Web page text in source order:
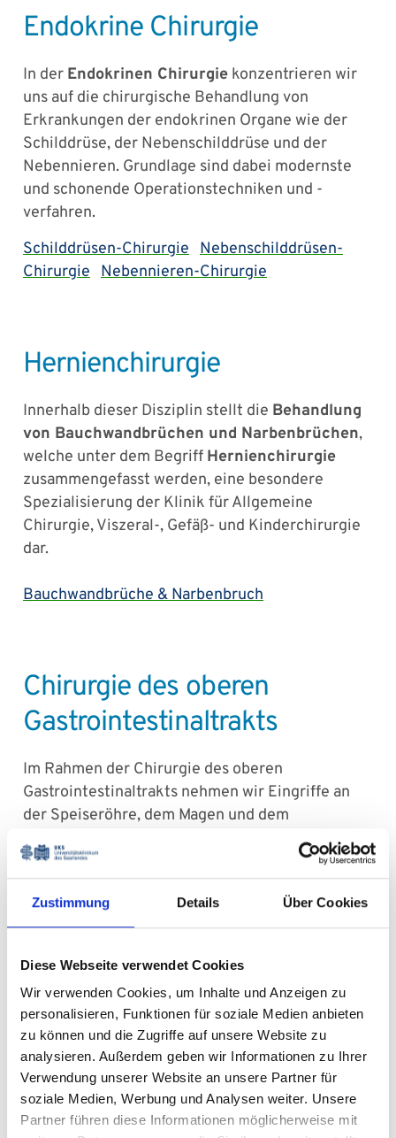
Zustimmung Details Über Cookies
Diese Webseite verwendet Cookies
Wir verwenden Cookies, um Inhalte und Anzeigen zu
personalisieren, Funktionen für soziale Medien anbieten
zu können und die Zugriffe auf unsere Website zu
analysieren. Außerdem geben wir Informationen zu Ihrer
Verwendung unserer Website an unsere Partner für
soziale Medien, Werbung und Analysen weiter. Unsere
Partner führen diese Informationen möglicherweise mit
Endokrine Chirurgie
In der Endokrinen Chirurgie konzentrieren wir
uns auf die chirurgische Behandlung von
Erkrankungen der endokrinen Organe wie der
Schilddrüse, der Nebenschilddrüse und der
Nebennieren. Grundlage sind dabei modernste
und schonende Operationstechniken und -
verfahren.
Schilddrüsen-Chirurgie Nebenschilddrüsen-
Chirurgie Nebennieren-Chirurgie
Hernienchirurgie
Innerhalb dieser Disziplin stellt die Behandlung
von Bauchwandbrüchen und Narbenbrüchen,
welche unter dem Begriff Hernienchirurgie
zusammengefasst werden, eine besondere
Spezialisierung der Klinik für Allgemeine
Chirurgie, Viszeral-, Gefäß- und Kinderchirurgie
dar.
Bauchwandbrüche & Narbenbruch
Chirurgie des oberen
Gastrointestinaltrakts
Im Rahmen der Chirurgie des oberen
Gastrointestinaltrakts nehmen wir Eingriffe an
der Speiseröhre, dem Magen und dem
Zwölffingerdarm vor.
Speiseröhren-Chirurgie Magen- und
Zwölffingerdarm-Chirurgie
Chirurgie des unteren
Gastrointestinaltrakts
Bei der Chirurgie des unteren
Gastrointestinaltrakts konzentrieren wir uns auf
die Diagnose und Behandlung von Erkrankungen